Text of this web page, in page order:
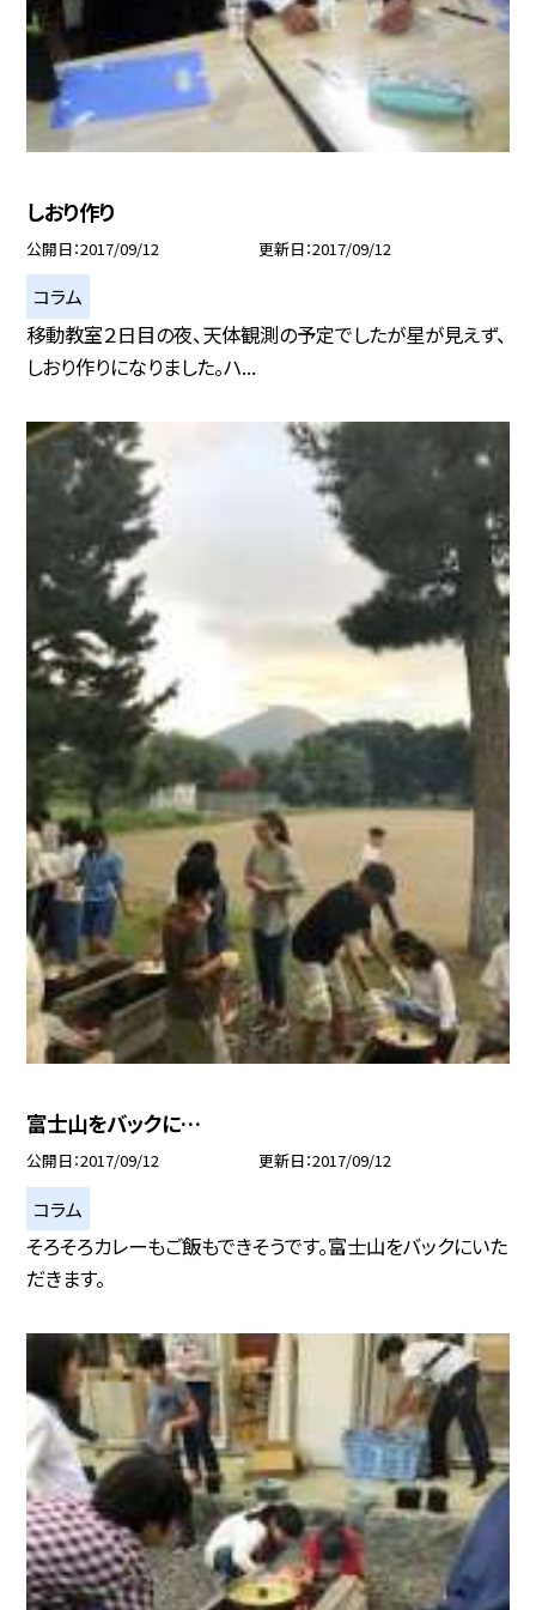
しおり作り
公開日 2017/09/12 更新日 2017/09/12
コラム
移動教室２日目の夜、天体観測の予定でしたが星が見えず、
しおり作りになりました。ハ...
富士山をバックに…
公開日 2017/09/12 更新日 2017/09/12
コラム
そろそろカレーもご飯もできそうです。富士山をバックにいた
だきます。